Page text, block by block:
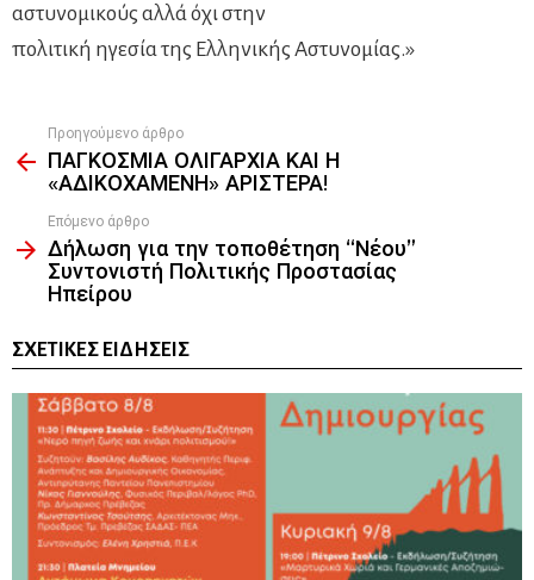
αστυνομικούς αλλά όχι στην
πολιτική ηγεσία της Ελληνικής Αστυνομίας.»
more
Προηγούμενο άρθρο
ΠΑΓΚΟΣΜΙΑ ΟΛΙΓΑΡΧΙΑ ΚΑΙ Η
«ΑΔΙΚΟΧΑΜΕΝΗ» ΑΡΙΣΤΕΡΑ!
Επόμενο άρθρο
Δήλωση για την τοποθέτηση “Νέου”
Συντονιστή Πολιτικής Προστασίας
Ηπείρου
ΣΧΕΤΙΚΈΣ ΕΙΔΉΣΕΙΣ